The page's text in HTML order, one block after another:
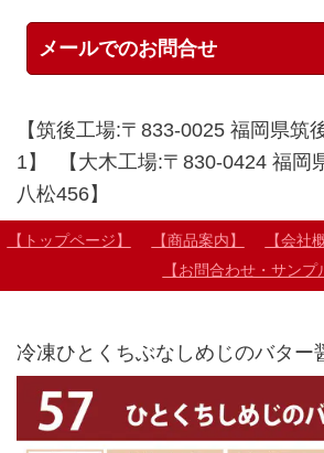
メールでのお問合せ
【筑後工場:〒833-0025 福岡県筑
1】 【大木工場:〒830-0424 福岡
八松456】
【トップページ】 【商品案内】 【会社
【お問合わせ・サンプ
冷凍ひとくちぶなしめじのバター